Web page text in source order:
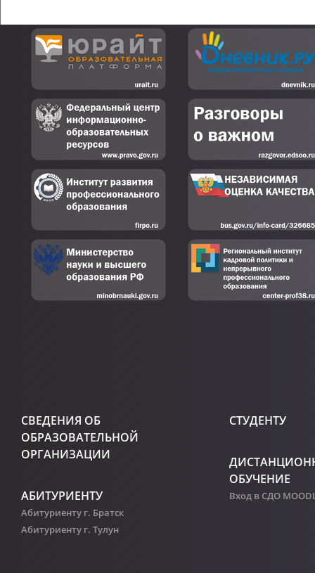
СВЕДЕНИЯ ОБ
ОБРАЗОВАТЕЛЬНОЙ
ОРГАНИЗАЦИИ
АБИТУРИЕНТУ
Абитуриенту г. Братск
Абитуриенту г. Тулун
СТУДЕНТУ
ОБУЧЕНИЕ
Вход в СДО